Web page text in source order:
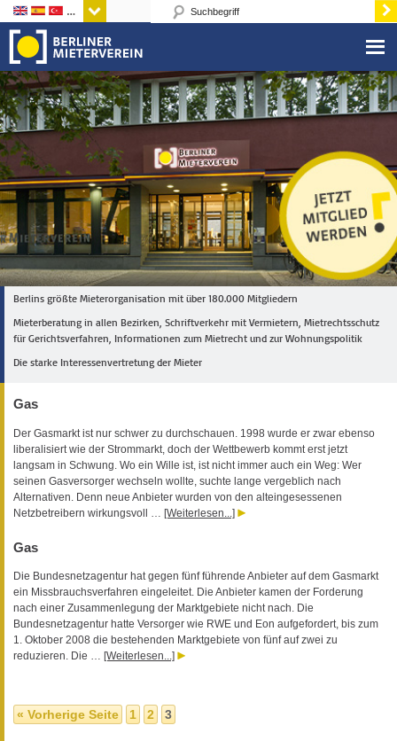
Sprachen
Berlins größte Mieterorganisation mit über 180.000 Mitgliedern
Mieterberatung in allen Bezirken, Schriftverkehr mit Vermietern, Mietrechtsschutz
für Gerichtsverfahren, Informationen zum Mietrecht und zur Wohnungspolitik
Die starke Interessenvertretung der Mieter
Gas
Der Gasmarkt ist nur schwer zu durchschauen. 1998 wurde er zwar ebenso
liberalisiert wie der Strommarkt, doch der Wettbewerb kommt erst jetzt
langsam in Schwung. Wo ein Wille ist, ist nicht immer auch ein Weg: Wer
seinen Gasversorger wechseln wollte, suchte lange vergeblich nach
Alternativen. Denn neue Anbieter wurden von den alteingesessenen
Netzbetreibern wirkungsvoll … [Weiterlesen...]
Gas
Die Bundesnetzagentur hat gegen fünf führende Anbieter auf dem Gasmarkt
ein Missbrauchsverfahren eingeleitet. Die Anbieter kamen der Forderung
nach einer Zusammenlegung der Marktgebiete nicht nach. Die
Bundesnetzagentur hatte Versorger wie RWE und Eon aufgefordert, bis zum
1. Oktober 2008 die bestehenden Marktgebiete von fünf auf zwei zu
reduzieren. Die … [Weiterlesen...]
« Vorherige Seite 1 2 3